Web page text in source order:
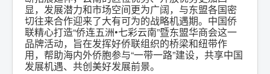
显，发展潜力和市场空间更为广阔，与东盟各国密
切往来合作迎来了大有可为的战略机遇期。中国侨
联精心打造“侨连五洲•七彩云南”暨东盟华商会这一
品牌活动，旨在发挥好侨联组织的桥梁和纽带作
用，帮助海内外侨胞参与“一带一路”建设，共享中国
发展机遇、共创美好发展前景。